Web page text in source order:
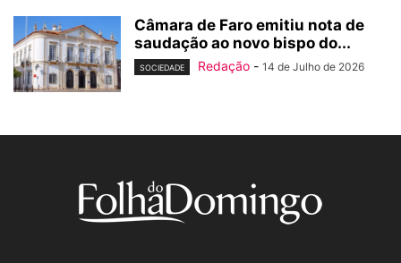
Câmara de Faro emitiu nota de
saudação ao novo bispo do...
SOCIEDADE Redação - 14 de Julho de 2026